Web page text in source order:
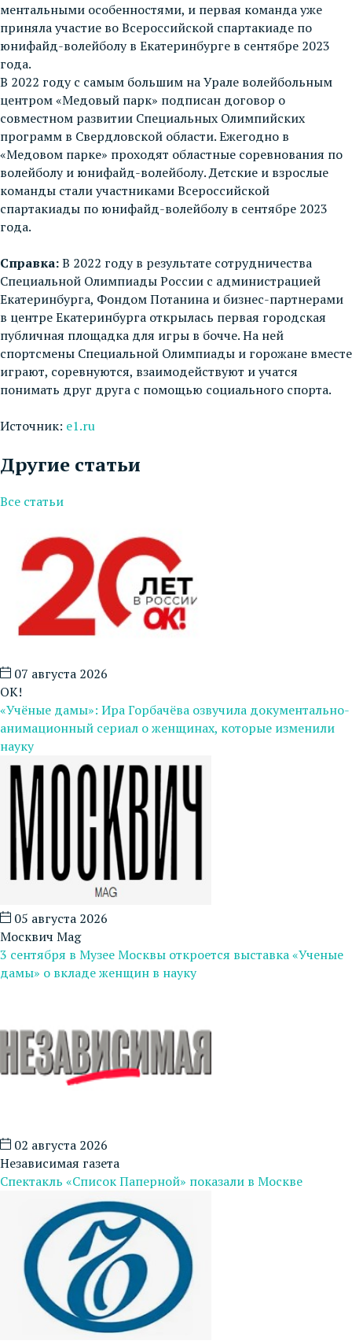
ментальными особенностями, и первая команда уже
приняла участие во Всероссийской спартакиаде по
юнифайд-волейболу в Екатеринбурге в сентябре 2023
года.
В 2022 году с самым большим на Урале волейбольным
центром «Медовый парк» подписан договор о
совместном развитии Специальных Олимпийских
программ в Свердловской области. Ежегодно в
«Медовом парке» проходят областные соревнования по
волейболу и юнифайд-волейболу. Детские и взрослые
команды стали участниками Всероссийской
спартакиады по юнифайд-волейболу в сентябре 2023
года.
Справка:В 2022 году в результате сотрудничества
Специальной Олимпиады России с администрацией
Екатеринбурга, Фондом Потанина и бизнес-партнерами
в центре Екатеринбурга открылась первая городская
публичная площадка для игры в бочче. На ней
спортсмены Специальной Олимпиады и горожане вместе
играют, соревнуются, взаимодействуют и учатся
понимать друг друга с помощью социального спорта.
Источник: e1.ru
Другие статьи
Все статьи
07 августа 2026
ОК!
«Учёные дамы»: Ира Горбачёва озвучила документально-
анимационный сериал о женщинах, которые изменили
науку
05 августа 2026
Москвич Mag
3 сентября в Музее Москвы откроется выставка «Ученые
дамы» о вкладе женщин в науку
02 августа 2026
Независимая газета
Спектакль «Список Паперной» показали в Москве